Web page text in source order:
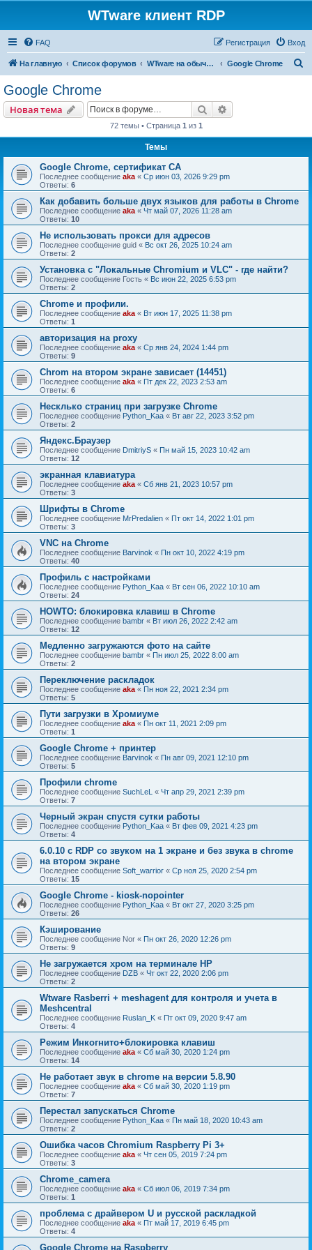
WTware клиент RDP
FAQ Вход
Регистрация
На главную Список форумов WTware на обычных x86-совместимых компьютерах (PC) Google Chrome
Google Chrome
Новая тема Поиск
72 темы • Страница 1 из 1
Темы
Google Chrome, сертификат CA
Последнее сообщение aka « Ср июн 03, 2026 9:29 pm
Ответы: 6
Как добавить больше двух языков для работы в Chrome
Последнее сообщение aka « Чт май 07, 2026 11:28 am
Ответы: 10
Не использовать прокси для адресов
Последнее сообщение guid « Вс окт 26, 2025 10:24 am
Ответы: 2
Установка с "Локальные Chromium и VLC" - где найти?
Последнее сообщение Гость « Вс июн 22, 2025 6:53 pm
Ответы: 2
Chrome и профили.
Последнее сообщение aka « Вт июн 17, 2025 11:38 pm
Ответы: 1
авторизация на proxy
Последнее сообщение aka « Ср янв 24, 2024 1:44 pm
Ответы: 9
Chrom на втором экране зависает (14451)
Последнее сообщение aka « Пт дек 22, 2023 2:53 am
Ответы: 6
Несклько страниц при загрузке Chrome
Последнее сообщение Python_Kaa « Вт авг 22, 2023 3:52 pm
Ответы: 2
Яндекс.Браузер
Последнее сообщение DmitriyS « Пн май 15, 2023 10:42 am
Ответы: 12
экранная клавиатура
Последнее сообщение aka « Сб янв 21, 2023 10:57 pm
Ответы: 3
Шрифты в Chrome
Последнее сообщение MrPredalien « Пт окт 14, 2022 1:01 pm
Ответы: 3
VNC на Chrome
Последнее сообщение Barvinok « Пн окт 10, 2022 4:19 pm
Ответы: 40
Профиль с настройками
Последнее сообщение Python_Kaa « Вт сен 06, 2022 10:10 am
Ответы: 24
HOWTO: блокировка клавиш в Chrome
Последнее сообщение bambr « Вт июл 26, 2022 2:42 am
Ответы: 12
Медленно загружаются фото на сайте
Последнее сообщение bambr « Пн июл 25, 2022 8:00 am
Ответы: 2
Переключение раскладок
Последнее сообщение aka « Пн ноя 22, 2021 2:34 pm
Ответы: 5
Пути загрузки в Хромиуме
Последнее сообщение aka « Пн окт 11, 2021 2:09 pm
Ответы: 1
Google Chrome + принтер
Последнее сообщение Barvinok « Пн авг 09, 2021 12:10 pm
Ответы: 5
Профили chrome
Последнее сообщение SuchLeL « Чт апр 29, 2021 2:39 pm
Ответы: 7
Черный экран спустя сутки работы
Последнее сообщение Python_Kaa « Вт фев 09, 2021 4:23 pm
Ответы: 4
6.0.10 с RDP со звуком на 1 экране и без звука в chrome
на втором экране
Последнее сообщение Soft_warrior « Ср ноя 25, 2020 2:54 pm
Ответы: 15
Google Chrome - kiosk-nopointer
Последнее сообщение Python_Kaa « Вт окт 27, 2020 3:25 pm
Ответы: 26
Кэширование
Последнее сообщение Nor « Пн окт 26, 2020 12:26 pm
Ответы: 9
Не загружается хром на терминале HP
Последнее сообщение DZB « Чт окт 22, 2020 2:06 pm
Ответы: 2
Wtware Rasberri + meshagent для контроля и учета в
Meshcentral
Последнее сообщение Ruslan_K « Пт окт 09, 2020 9:47 am
Ответы: 4
Режим Инкогнито+блокировка клавиш
Последнее сообщение aka « Сб май 30, 2020 1:24 pm
Ответы: 14
Не работает звук в chrome на версии 5.8.90
Последнее сообщение aka « Сб май 30, 2020 1:19 pm
Ответы: 7
Перестал запускаться Chrome
Последнее сообщение Python_Kaa « Пн май 18, 2020 10:43 am
Ответы: 2
Ошибка часов Chromium Raspberry Pi 3+
Последнее сообщение aka « Чт сен 05, 2019 7:24 pm
Ответы: 3
Chrome_camera
Последнее сообщение aka « Сб июл 06, 2019 7:34 pm
Ответы: 1
проблема с драйвером U и русской раскладкой
Последнее сообщение aka « Пт май 17, 2019 6:45 pm
Ответы: 4
Google Chrome на Raspberry